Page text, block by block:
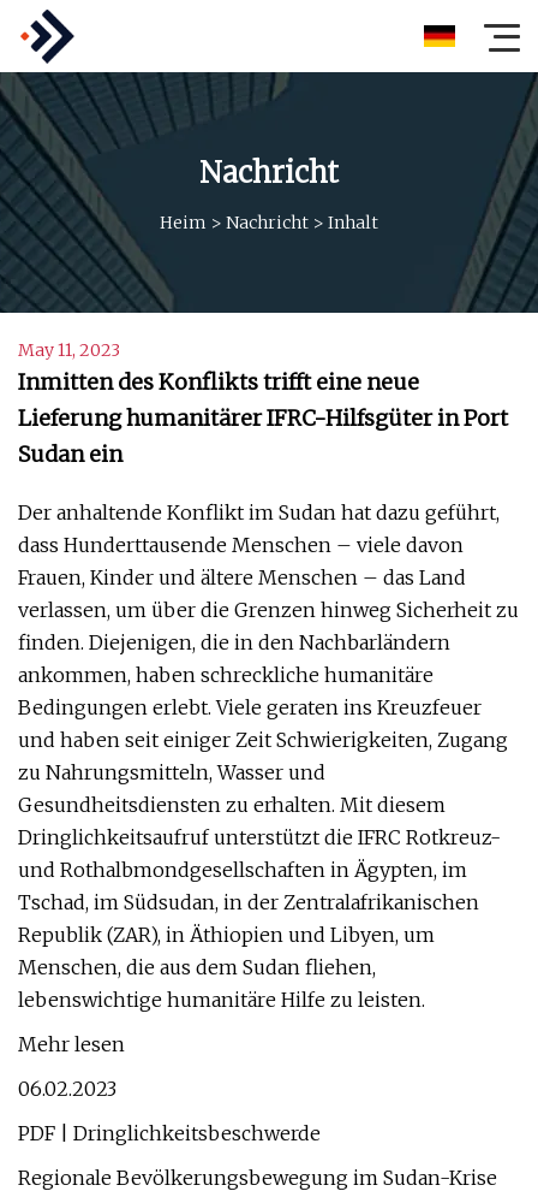
Nachricht
Heim > Nachricht > Inhalt
May 11, 2023
Inmitten des Konflikts trifft eine neue
Lieferung humanitärer IFRC-Hilfsgüter in Port
Sudan ein
Der anhaltende Konflikt im Sudan hat dazu geführt,
dass Hunderttausende Menschen – viele davon
Frauen, Kinder und ältere Menschen – das Land
verlassen, um über die Grenzen hinweg Sicherheit zu
finden. Diejenigen, die in den Nachbarländern
ankommen, haben schreckliche humanitäre
Bedingungen erlebt. Viele geraten ins Kreuzfeuer
und haben seit einiger Zeit Schwierigkeiten, Zugang
zu Nahrungsmitteln, Wasser und
Gesundheitsdiensten zu erhalten. Mit diesem
Dringlichkeitsaufruf unterstützt die IFRC Rotkreuz-
und Rothalbmondgesellschaften in Ägypten, im
Tschad, im Südsudan, in der Zentralafrikanischen
Republik (ZAR), in Äthiopien und Libyen, um
Menschen, die aus dem Sudan fliehen,
lebenswichtige humanitäre Hilfe zu leisten.
Mehr lesen
06.02.2023
PDF | Dringlichkeitsbeschwerde
Regionale Bevölkerungsbewegung im Sudan-Krise